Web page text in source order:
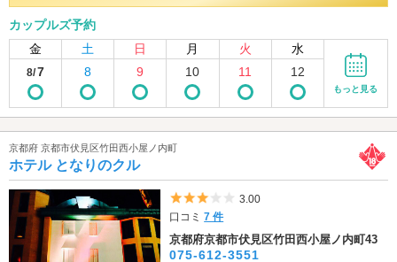
カップルズ予約
金
土 日 月 火 水
8/7 8 9 10 11 12
もっと見る
京都府 京都市伏見区竹田西小屋ノ内町
ホテル となりのクル
5つ星のうち3
3.00
口コミ7 件
京都府京都市伏見区竹田西小屋ノ内町43
075-612-3551